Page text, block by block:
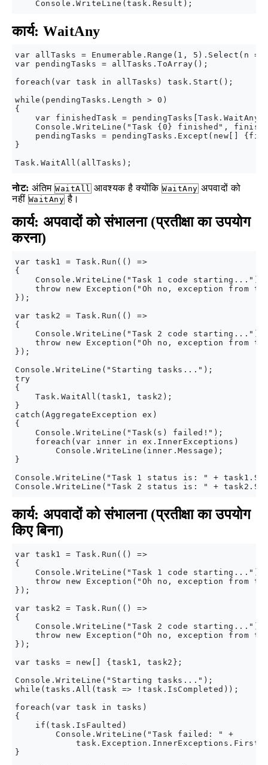
कार्य: WaitAny
var allTasks = Enumerable.Range(1, 5).Select(n
var pendingTasks = allTasks.ToArray();
foreach(var task in allTasks) task.Start();
while(pendingTasks.Length > 0)
{
var finishedTask =
Console.WriteLine("Task {0} finished",
pendingTasks = pendingTasks.Except(new[]
}
नोट: अंतिम WaitAll आवश्यक है क्योंकि WaitAny अपवादों को
नहीं WaitAny है।
कार्य: अपवादों को संभालना (प्रतीक्षा का उपयोग
करना)
var task1 = Task.Run(() =>
{
    Console.WriteLine("Task 1 code starting...");
throw new Exception("Oh no, exception from
});
var task2 = Task.Run(() =>
{
    Console.WriteLine("Task 2 code starting...");
throw new Exception("Oh no, exception from
});
Console.WriteLine("Starting tasks...");
try
{
    Task.WaitAll(task1, task2);
}
catch(AggregateException ex)
{
    Console.WriteLine("Task(s) failed!");
    foreach(var inner in ex.InnerExceptions)
        Console.WriteLine(inner.Message);
}
Console.WriteLine("Task 1 status is: " +
कार्य: अपवादों को संभालना (प्रतीक्षा का उपयोग
किए बिना)
var task1 = Task.Run(() =>
{
    Console.WriteLine("Task 1 code starting...");
throw new Exception("Oh no, exception from
});
var task2 = Task.Run(() =>
{
    Console.WriteLine("Task 2 code starting...");
throw new Exception("Oh no, exception from
});
var tasks = new[] {task1, task2};
Console.WriteLine("Starting tasks...");
while(tasks.All(task => !task.IsCompleted));
foreach(var task in tasks)
{
    if(task.IsFaulted)
        Console.WriteLine("Task failed: " +
}